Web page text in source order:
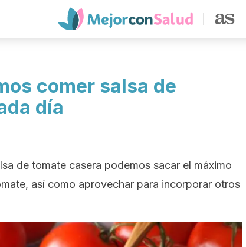
comer salsa de
día
de tomate casera podemos sacar el máximo
así como aprovechar para incorporar otros